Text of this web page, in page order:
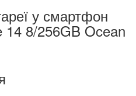
у смартфон
8/256GB Ocean